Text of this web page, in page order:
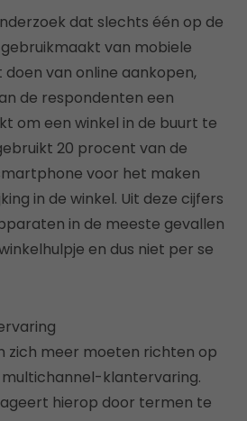
dat slechts één op de
van mobiele
van online aankopen,
de respondenten een
om een winkel in de buurt te
20 procent van de
voor het maken
in de winkel. Uit deze cijfers
in de meeste gevallen
en dus niet per se
zich meer moeten richten op
klantervaring.
hierop door termen te